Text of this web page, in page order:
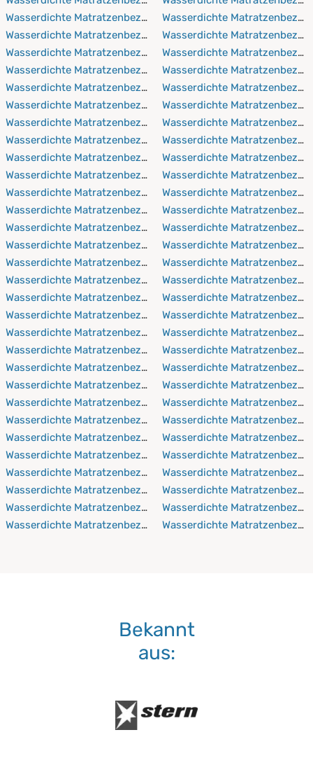
Wasserdichte Matratzenbezüge 70x140 cm
Wasserdichte Matratzenbezüge 70x190 cm
Wasserdichte Matratzenbezüge 70x200 cm
Wasserdichte Matratzenbezüge 70x210 cm
Wasserdichte Matratzenbezüge 70x220 cm
Wasserdichte Matratzenbezüge 80x190 cm
Wasserdichte Matratzenbezüge 80x200 cm
Wasserdichte Matratzenbezüge 80x210 cm
Wasserdichte Matratzenbezüge 80x220 cm
Wasserdichte Matratzenbezüge 90x190 cm
Wasserdichte Matratzenbezüge 90x200 cm
Wasserdichte Matratzenbezüge 90x210 cm
Wasserdichte Matratzenbezüge 90x220 cm
Wasserdichte Matratzenbezüge 100x190 cm
Wasserdichte Matratzenbezüge 100x200 cm
Wasserdichte Matratzenbezüge 100x210 cm
Wasserdichte Matratzenbezüge 100x220 cm
Wasserdichte Matratzenbezüge 110x190 cm
Wasserdichte Matratzenbezüge 110x200 cm
Wasserdichte Matratzenbezüge 110x210 cm
Wasserdichte Matratzenbezüge 110x220 cm
Wasserdichte Matratzenbezüge 120x190 cm
Wasserdichte Matratzenbezüge 120x200 cm
Wasserdichte Matratzenbezüge 120x210 cm
Wasserdichte Matratzenbezüge 120x220 cm
Wasserdichte Matratzenbezüge 130x190 cm
Wasserdichte Matratzenbezüge 130x200 cm
Wasserdichte Matratzenbezüge 130x210 cm
Wasserdichte Matratzenbezüge 130x220 cm
Wasserdichte Matratzenbezüge 140x190 cm
Wasserdichte
Wasserdichte
Wasserdichte
Wasserdichte
Wasserdichte
Wasserdichte
Wasserdichte
Wasserdichte
Wasserdichte
Wasserdichte
Wasserdichte
Wasserdichte
Wasserdichte
Wasserdichte
Wasserdichte
Wasserdichte
Wasserdichte
Wasserdichte
Wasserdichte
Wasserdichte
Wasserdichte
Wasserdichte
Wasserdichte
Wasserdichte
Wasserdichte
Wasserdichte
Wasserdichte
Wasserdichte
Wasserdichte
Wasserdichte
Bekannt
aus: